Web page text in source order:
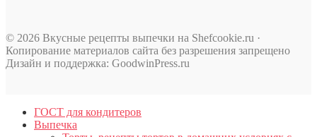
© 2026 Вкусные рецепты выпечки на Shefcookie.ru ·
Копирование материалов сайта без разрешения запрещено
Дизайн и поддержка: GoodwinPress.ru
ГОСТ для кондитеров
Выпечка